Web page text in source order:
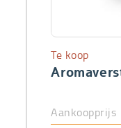
Te koop
Aankoopprijs